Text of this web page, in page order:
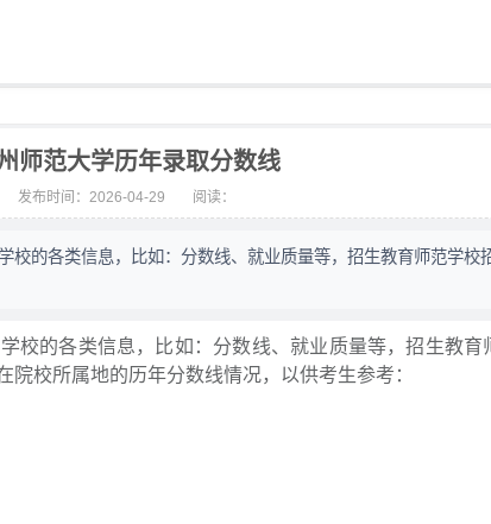
师范大学历年录取分数线
发布时间：2026-04-29 阅读：
校的各类信息，比如：分数线、就业质量等，招生教育师范学校
校的各类信息，比如：分数线、就业质量等，招生教育
校所属地的历年分数线情况，以供考生参考：